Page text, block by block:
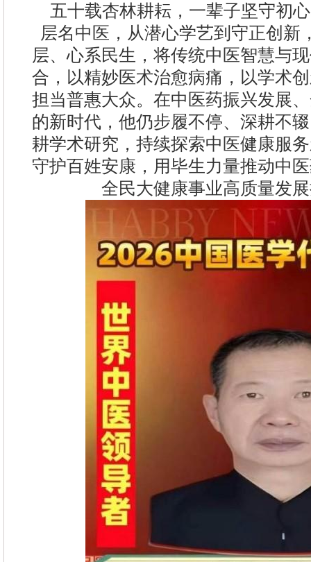
五十载杏林耕耘，一辈子坚守初
层名中医，从潜心学艺到守正创新
层、心系民生，将传统中医智慧与
合，以精妙医术治愈病痛，以学术
担当普惠大众。在中医药振兴发展
的新时代，他仍步履不停、深耕不
耕学术研究，持续探索中医健康服
守护百姓安康，用毕生力量推动中
全民大健康事业高质量发